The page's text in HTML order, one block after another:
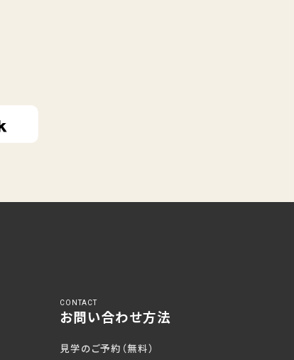
CONTACT
お問い合わせ方法
見学のご予約（無料）